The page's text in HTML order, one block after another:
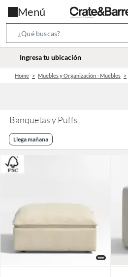
Menú
Bar
location-
Ingresa tu ubicación
Home Muebles y Organización - Muebles
Banquetas y Puffs
Llega mañana